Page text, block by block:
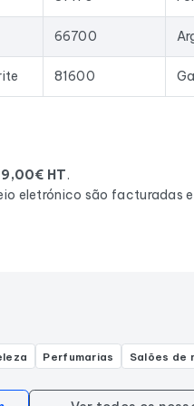
66700
81600
9,00€ HT.
eletrónico são facturadas
Perfumarias Salões de